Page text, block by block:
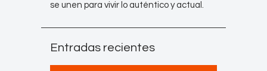
se unen para vivir lo auténtico y actual.
Entradas recientes